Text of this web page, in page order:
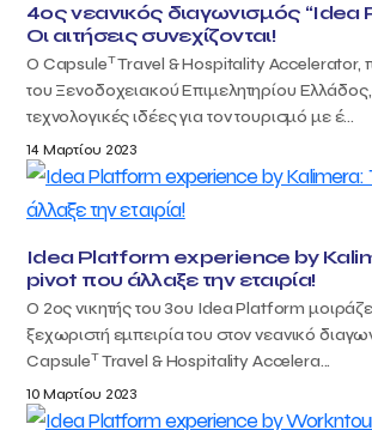
4oς νεανικός διαγωνισμός “Idea
Οι αιτήσεις συνεχίζονται!
Ο CapsuleTTravel & Hospitality Accelerator,
του Ξενοδοχειακού Επιμελητηρίου
τεχνολογικές ιδέες για τον τουρισμό με έ...
14 Μαρτίου 2023
Idea Platform experience by
pivot που άλλαξε την εταιρία!
Ο 2ος νικητής του 3ου Idea Platform
ξεχωριστή εμπειρία του στον νεανικό
CapsuleTTravel & Hospitality Accelera...
10 Μαρτίου 2023